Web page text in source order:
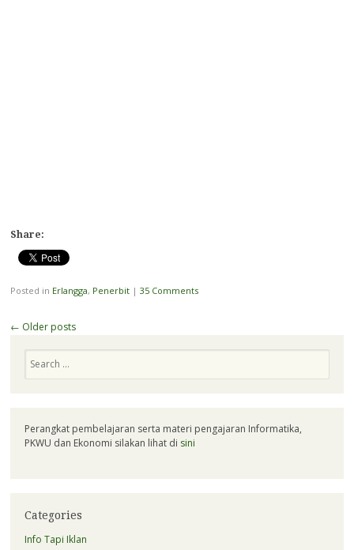
Share:
Posted in Erlangga, Penerbit | 35 Comments
Post
← Older posts
Perangkat pembelajaran serta materi pengajaran Informatika,
PKWU dan Ekonomi silakan lihat di sini
Categories
Info Tapi Iklan